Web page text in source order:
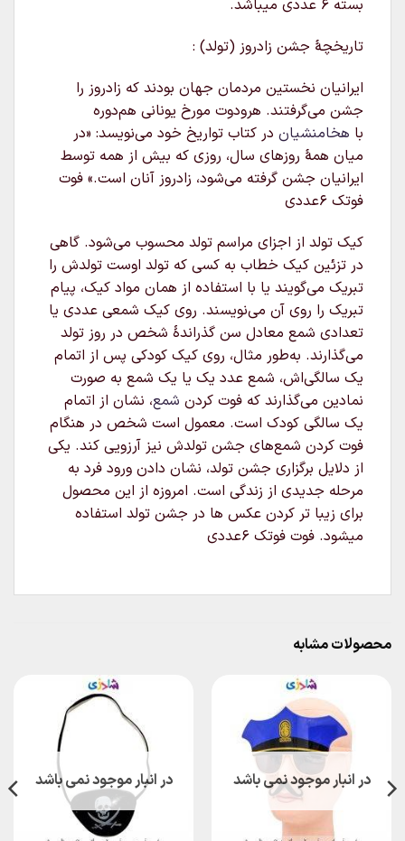
بسته ۶ عددی میباشد.
تاریخچهٔ جشن زادروز (تولد) :
ایرانیان نخستین مردمان جهان بودند که زادروز را
جشن می‌گرفتند. هرودوت مورخ یونانی هم‌دوره
با هخامنشیان در کتاب تواریخ خود می‌نویسد: «در
میان همهٔ روزهای سال، روزی که بیش از همه توسط
ایرانیان جشن گرفته می‌شود، زادروز آنان است.» فوت
فوتک ۶عددی
کیک تولد از اجزای مراسم تولد محسوب می‌شود. گاهی
در تزئین کیک خطاب به کسی که تولد اوست تولدش را
تبریک می‌گویند یا با استفاده از همان مواد کیک، پیام
تبریک را روی آن می‌نویسند. روی کیک شمعی عددی یا
تعدادی شمع معادل سن گذراندهٔ شخص در روز تولد
می‌گذارند. به‌طور مثال، روی کیک کودکی پس از اتمام
یک سالگی‌اش، شمع عدد یک یا یک شمع به صورت
نمادین می‌گذارند که فوت کردن شمع، نشان از اتمام
یک سالگی کودک است. معمول است شخص در هنگام
فوت کردن شمع‌های جشن تولدش نیز آرزویی کند. یکی
از دلایل برگزاری جشن تولد، نشان دادن ورود فرد به
مرحله جدیدی از زندگی است. امروزه از این محصول
برای زیبا تر کردن عکس ها در جشن تولد استفاده
میشود. فوت فوتک ۶عددی
محصولات مشابه
در انبار موجود نمی باشد در انبار موجود نمی باشد